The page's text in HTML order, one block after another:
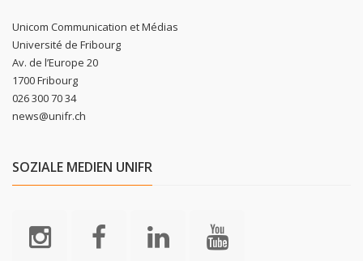
Unicom Communication et Médias
Université de Fribourg
Av. de l’Europe 20
1700 Fribourg
026 300 70 34
news@unifr.ch
SOZIALE MEDIEN UNIFR